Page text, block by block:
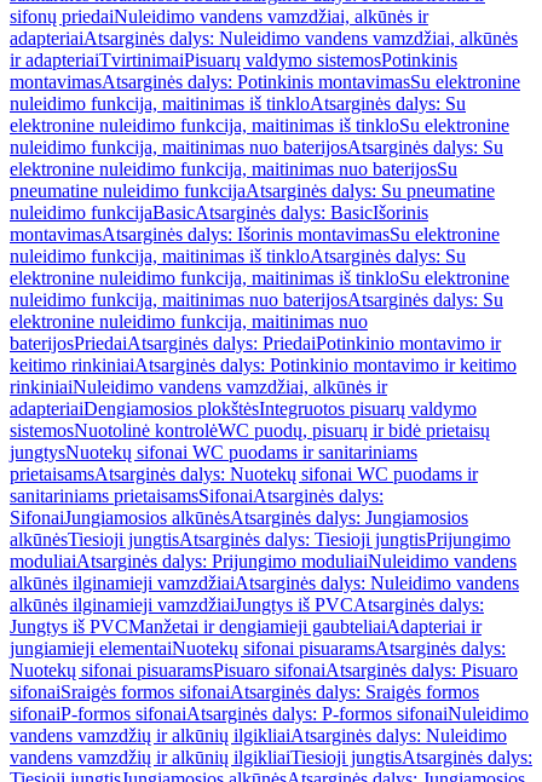
sifonų priedaiNuleidimo vandens vamzdžiai, alkūnės ir
adapteriaiAtsarginės dalys: Nuleidimo vandens vamzdžiai, alkūnės
ir adapteriaiTvirtinimaiPisuarų valdymo sistemosPotinkinis
montavimasAtsarginės dalys: Potinkinis montavimasSu elektronine
nuleidimo funkcija, maitinimas iš tinkloAtsarginės dalys: Su
elektronine nuleidimo funkcija, maitinimas iš tinkloSu elektronine
nuleidimo funkcija, maitinimas nuo baterijosAtsarginės dalys: Su
elektronine nuleidimo funkcija, maitinimas nuo baterijosSu
pneumatine nuleidimo funkcijaAtsarginės dalys: Su pneumatine
nuleidimo funkcijaBasicAtsarginės dalys: BasicIšorinis
montavimasAtsarginės dalys: Išorinis montavimasSu elektronine
nuleidimo funkcija, maitinimas iš tinkloAtsarginės dalys: Su
elektronine nuleidimo funkcija, maitinimas iš tinkloSu elektronine
nuleidimo funkcija, maitinimas nuo baterijosAtsarginės dalys: Su
elektronine nuleidimo funkcija, maitinimas nuo
baterijosPriedaiAtsarginės dalys: PriedaiPotinkinio montavimo ir
keitimo rinkiniaiAtsarginės dalys: Potinkinio montavimo ir keitimo
rinkiniaiNuleidimo vandens vamzdžiai, alkūnės ir
adapteriaiDengiamosios plokštėsIntegruotos pisuarų valdymo
sistemosNuotolinė kontrolėWC puodų, pisuarų ir bidė prietaisų
jungtysNuotekų sifonai WC puodams ir sanitariniams
prietaisamsAtsarginės dalys: Nuotekų sifonai WC puodams ir
sanitariniams prietaisamsSifonaiAtsarginės dalys:
SifonaiJungiamosios alkūnėsAtsarginės dalys: Jungiamosios
alkūnėsTiesioji jungtisAtsarginės dalys: Tiesioji jungtisPrijungimo
moduliaiAtsarginės dalys: Prijungimo moduliaiNuleidimo vandens
alkūnės ilginamieji vamzdžiaiAtsarginės dalys: Nuleidimo vandens
alkūnės ilginamieji vamzdžiaiJungtys iš PVCAtsarginės dalys:
Jungtys iš PVCManžetai ir dengiamieji gaubteliaiAdapteriai ir
jungiamieji elementaiNuotekų sifonai pisuaramsAtsarginės dalys:
Nuotekų sifonai pisuaramsPisuaro sifonaiAtsarginės dalys: Pisuaro
sifonaiSraigės formos sifonaiAtsarginės dalys: Sraigės formos
sifonaiP-formos sifonaiAtsarginės dalys: P-formos sifonaiNuleidimo
vandens vamzdžių ir alkūnių ilgikliaiAtsarginės dalys: Nuleidimo
vandens vamzdžių ir alkūnių ilgikliaiTiesioji jungtisAtsarginės dalys: